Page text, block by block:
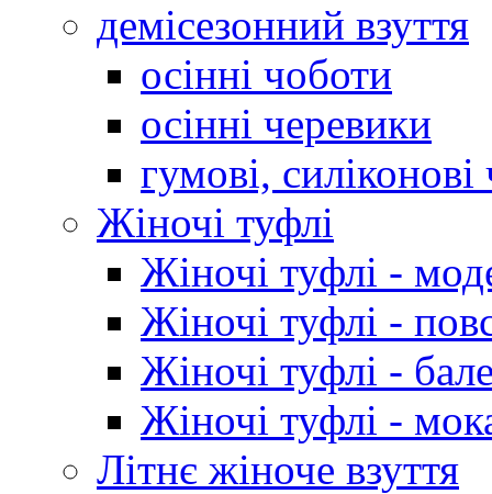
демісезонний взуття
осінні чоботи
осінні черевики
гумові,
Жіночі туфлі
Жіночі туфлі -
Жіночі туфлі -
Жіночі туфлі -
Жіночі туфлі -
Літнє жіноче взуття